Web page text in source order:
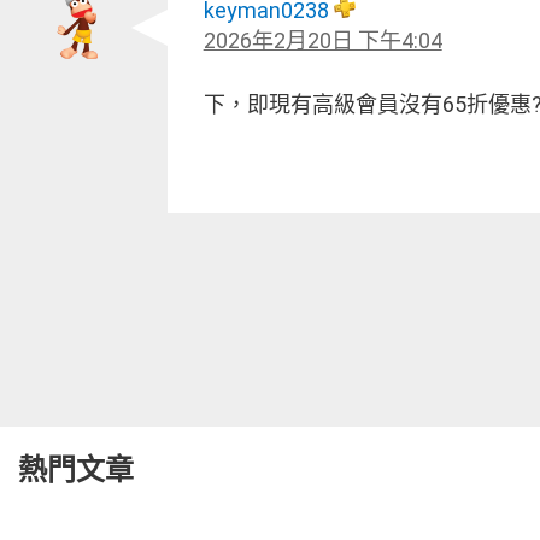
keyman0238
2026年2月20日 下午4:04
下，即現有高級會員沒有65折優惠
熱門文章